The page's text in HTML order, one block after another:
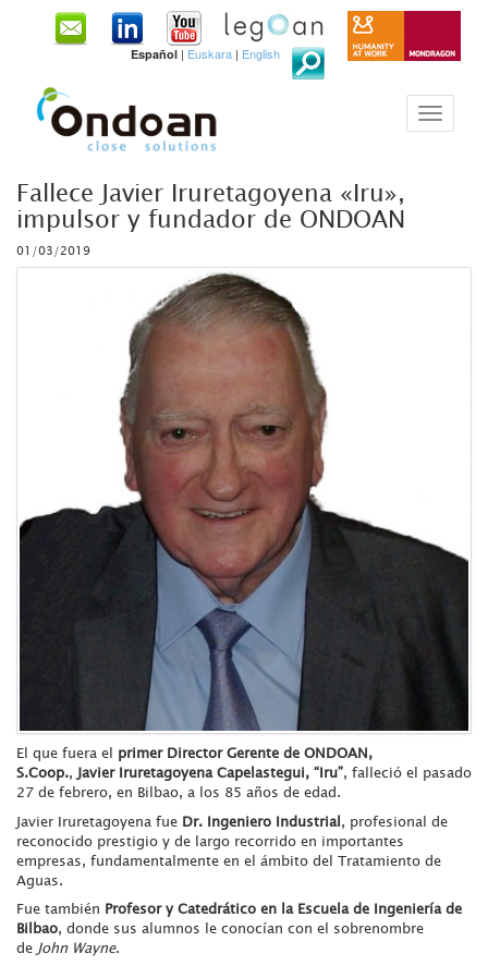
Español | Euskara | English
Fallece Javier Iruretagoyena «Iru»,
impulsor y fundador de ONDOAN
01/03/2019
El que fuera el primer Director Gerente de ONDOAN,
S.Coop., Javier Iruretagoyena Capelastegui, “Iru”, falleció el pasado
27 de febrero, en Bilbao, a los 85 años de edad.
Javier Iruretagoyena fue Dr. Ingeniero Industrial, profesional de
reconocido prestigio y de largo recorrido en importantes
empresas, fundamentalmente en el ámbito del Tratamiento de
Aguas.
Fue también Profesor yCatedrático en la Escuela de Ingeniería de
Bilbao, donde sus alumnos le conocían con el sobrenombre
de John Wayne.